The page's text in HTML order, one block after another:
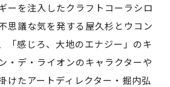
ーを注入したクラフトコーラシロ
思議な気を発する屋久杉とウコン
「感じろ、大地のエナジー」のキ
・デ・ライオンのキャラクターや
けたアートディレクター・掘内弘